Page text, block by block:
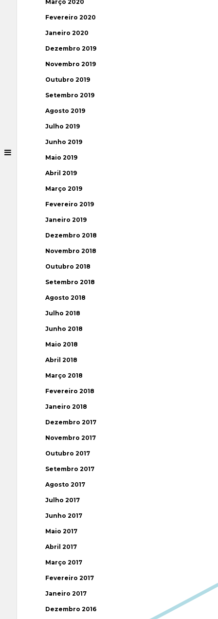
Março 2020
Fevereiro 2020
Janeiro 2020
Dezembro 2019
Novembro 2019
Outubro 2019
Setembro 2019
Agosto 2019
Julho 2019
Junho 2019
Maio 2019
Abril 2019
Março 2019
Fevereiro 2019
Janeiro 2019
Dezembro 2018
Novembro 2018
Outubro 2018
Setembro 2018
Agosto 2018
Julho 2018
Junho 2018
Maio 2018
Abril 2018
Março 2018
Fevereiro 2018
Janeiro 2018
Dezembro 2017
Novembro 2017
Outubro 2017
Setembro 2017
Agosto 2017
Julho 2017
Junho 2017
Maio 2017
Abril 2017
Março 2017
Fevereiro 2017
Janeiro 2017
Dezembro 2016